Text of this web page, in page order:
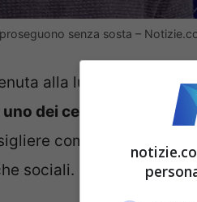
senza sosta –
alla luce una novità
uno dei centri gestiti
comunale e
sociali.